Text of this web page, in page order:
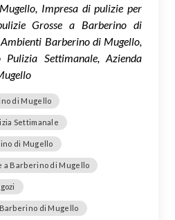
Impresa di pulizie per
Grosse a Barberino di
Barberino di Mugello,
Settimanale, Azienda
di Mugello
Settimanale
di Mugello
a Barberino di Mugello
di Mugello